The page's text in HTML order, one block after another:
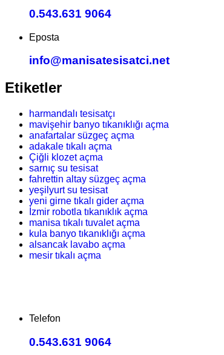
0.543.631 9064
Eposta
info@manisatesisatci.net
Etiketler
harmandalı tesisatçı
mavişehir banyo tıkanıklığı açma
anafartalar süzgeç açma
adakale tıkalı açma
Çiğli klozet açma
sarnıç su tesisat
fahrettin altay süzgeç açma
yeşilyurt su tesisat
yeni girne tıkalı gider açma
İzmir robotla tıkanıklık açma
manisa tıkalı tuvalet açma
kula banyo tıkanıklığı açma
alsancak lavabo açma
mesir tıkalı açma
Telefon
0.543.631 9064